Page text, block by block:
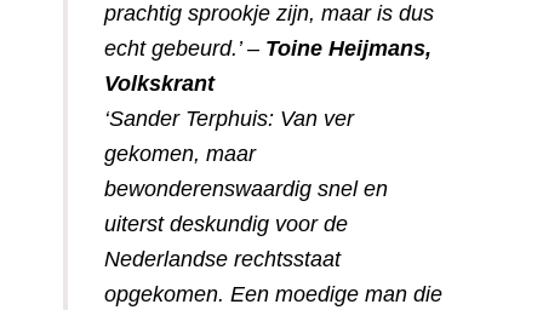
prachtig sprookje zijn, maar is dus
echt gebeurd.’ – Toine Heijmans,
Volkskrant
‘Sander Terphuis: Van ver
gekomen, maar
bewonderenswaardig snel en
uiterst deskundig voor de
Nederlandse rechtsstaat
opgekomen. Een moedige man die